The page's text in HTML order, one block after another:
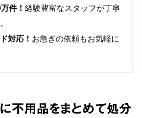
件！経験豊富なスタッフが丁寧
対応！ お急ぎの依頼もお気軽に
不用品をまとめて処分